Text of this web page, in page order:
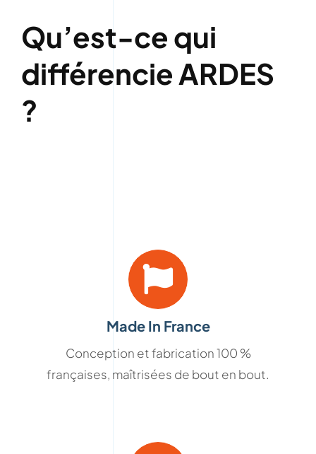
Qu’est-ce qui
différencie ARDES
?
Made In France
Conception et fabrication 100 %
françaises, maîtrisées de bout en bout.